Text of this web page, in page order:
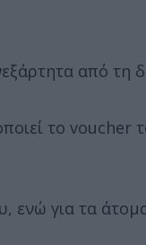
από τη
το voucher
ενώ για τα